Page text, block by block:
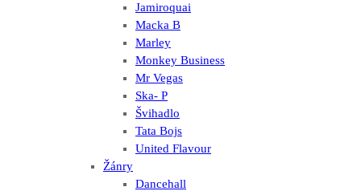
Jamiroquai
Macka B
Marley
Monkey Business
Mr Vegas
Ska- P
Švihadlo
Tata Bojs
United Flavour
Žánry
Dancehall